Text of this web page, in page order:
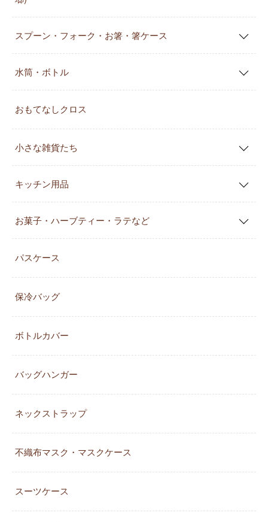
スプーン・フォーク・お箸・箸ケース
水筒・ボトル
おもてなしクロス
小さな雑貨たち
キッチン用品
お菓子・ハーブティー・ラテなど
パスケース
保冷バッグ
ボトルカバー
バッグハンガー
ネックストラップ
不織布マスク・マスクケース
スーツケース